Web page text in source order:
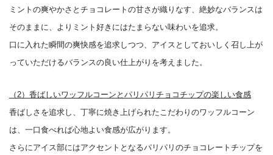
ミントの爽やかさとチョコレートの甘さが織りなす、絶妙なバランスは
そのままに、よりミント好きにはたまらない味わいを追求。
口に入れた瞬間の爽快感を追求しつつ、アイスとしておいしく召し上が
っていただけるバランスの良い仕上がりを考えました。
（2）香ばしいワッフルコーンとパリパリチョコチップの楽しい食感
香ばしさを追求し、丁寧に焼き上げられたこだわりのワッフルコーン
は、一口食べれば心地よい食感が広がります。
さらにアイス部にはアクセントとなるパリパリのチョコレートチップを